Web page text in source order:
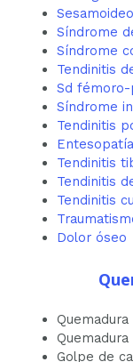
Síndrome
Síndrome
Tendinitis
Sd
Síndrome
Tendinitis
Tendinitis
Tendinitis
Tendinitis
Dolor óseo
Quemadura
Golpe de